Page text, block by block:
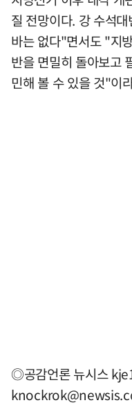
질 전망이다. 강 수석
바는 없다"면서도 "지
반을 면밀히 돌아보고
민해 볼 수 있을 것"이
◎공감언론 뉴시스